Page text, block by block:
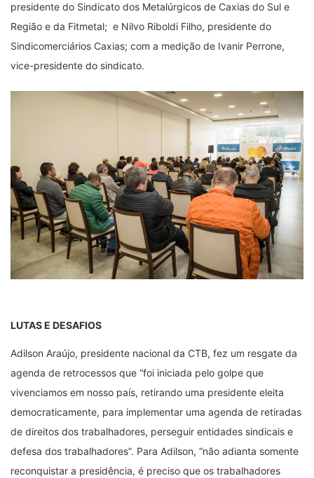
presidente do Sindicato dos Metalúrgicos de Caxias do Sul e
Região e da Fitmetal; e Nilvo Riboldi Filho, presidente do
Sindicomerciários Caxias; com a medição de Ivanir Perrone,
vice-presidente do sindicato.
LUTAS E DESAFIOS
Adilson Araújo, presidente nacional da CTB, fez um resgate da
agenda de retrocessos que “foi iniciada pelo golpe que
vivenciamos em nosso país, retirando uma presidente eleita
democraticamente, para implementar uma agenda de retiradas
de direitos dos trabalhadores, perseguir entidades sindicais e
defesa dos trabalhadores”. Para Adilson, “não adianta somente
reconquistar a presidência, é preciso que os trabalhadores